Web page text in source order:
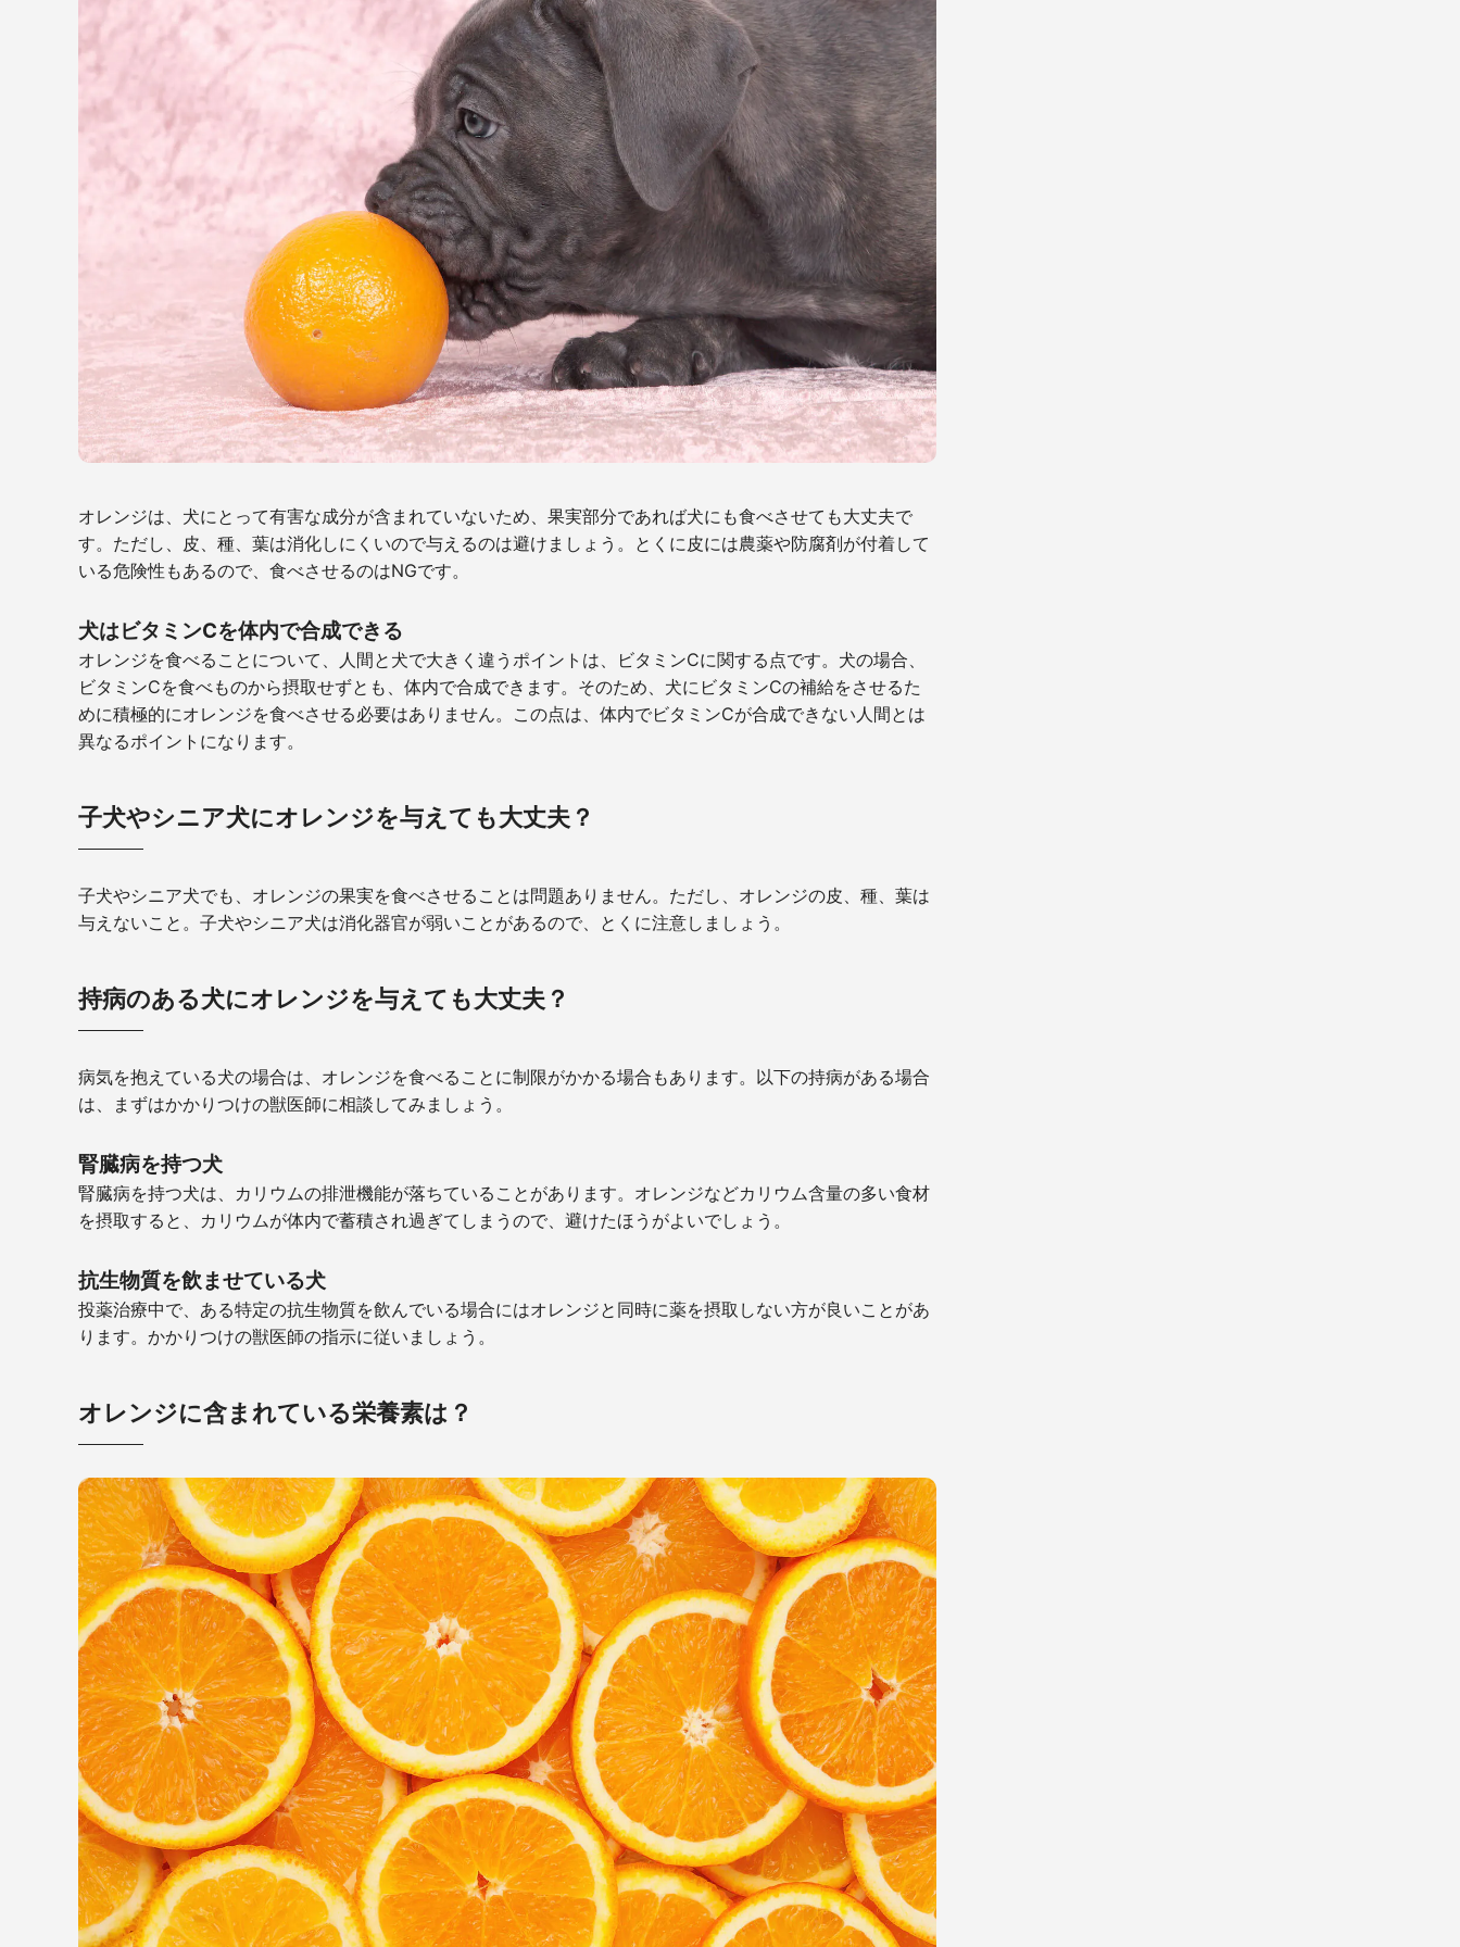
オレンジは、犬にとって有害な成分が含まれていないため、果実部分であれば犬にも食べさせても大丈夫で
す。ただし、皮、種、葉は消化しにくいので与えるのは避けましょう。とくに皮には農薬や防腐剤が付着して
いる危険性もあるので、食べさせるのはNGです。
犬はビタミンCを体内で合成できる
オレンジを食べることについて、人間と犬で大きく違うポイントは、ビタミンCに関する点です。犬の場合、
ビタミンCを食べものから摂取せずとも、体内で合成できます。そのため、犬にビタミンCの補給をさせるた
めに積極的にオレンジを食べさせる必要はありません。この点は、体内でビタミンCが合成できない人間とは
異なるポイントになります。
子犬やシニア犬にオレンジを与えても大丈夫？
子犬やシニア犬でも、オレンジの果実を食べさせることは問題ありません。ただし、オレンジの皮、種、葉は
与えないこと。子犬やシニア犬は消化器官が弱いことがあるので、とくに注意しましょう。
持病のある犬にオレンジを与えても大丈夫？
病気を抱えている犬の場合は、オレンジを食べることに制限がかかる場合もあります。以下の持病がある場合
は、まずはかかりつけの獣医師に相談してみましょう。
腎臓病を持つ犬
腎臓病を持つ犬は、カリウムの排泄機能が落ちていることがあります。オレンジなどカリウム含量の多い食材
を摂取すると、カリウムが体内で蓄積され過ぎてしまうので、避けたほうがよいでしょう。
抗生物質を飲ませている犬
投薬治療中で、ある特定の抗生物質を飲んでいる場合にはオレンジと同時に薬を摂取しない方が良いことがあ
ります。かかりつけの獣医師の指示に従いましょう。
オレンジに含まれている栄養素は？